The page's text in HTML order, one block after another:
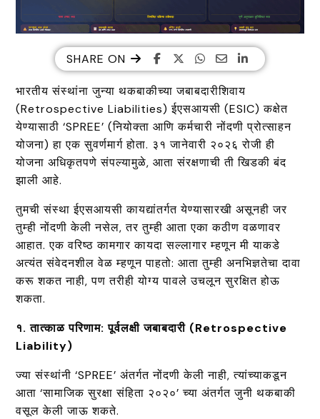
SHARE ON
भारतीय संस्थांना जुन्या थकबाकीच्या जबाबदारीशिवाय
(Retrospective Liabilities) ईएसआयसी (ESIC) कक्षेत
येण्यासाठी ‘SPREE’ (नियोक्ता आणि कर्मचारी नोंदणी प्रोत्साहन
योजना) हा एक सुवर्णमार्ग होता. ३१ जानेवारी २०२६ रोजी ही
योजना अधिकृतपणे संपल्यामुळे, आता संरक्षणाची ती खिडकी बंद
झाली आहे.
तुमची संस्था ईएसआयसी कायद्यांतर्गत येण्यासारखी असूनही जर
तुम्ही नोंदणी केली नसेल, तर तुम्ही आता एका कठीण वळणावर
आहात. एक वरिष्ठ कामगार कायदा सल्लागार म्हणून मी याकडे
अत्यंत संवेदनशील वेळ म्हणून पाहतो: आता तुम्ही अनभिज्ञतेचा दावा
करू शकत नाही, पण तरीही योग्य पावले उचलून सुरक्षित होऊ
शकता.
१. तात्काळ परिणाम: पूर्वलक्षी जबाबदारी (Retrospective
Liability)
ज्या संस्थांनी ‘SPREE’ अंतर्गत नोंदणी केली नाही, त्यांच्याकडून
आता ‘सामाजिक सुरक्षा संहिता २०२०’ च्या अंतर्गत जुनी थकबाकी
वसूल केली जाऊ शकते.